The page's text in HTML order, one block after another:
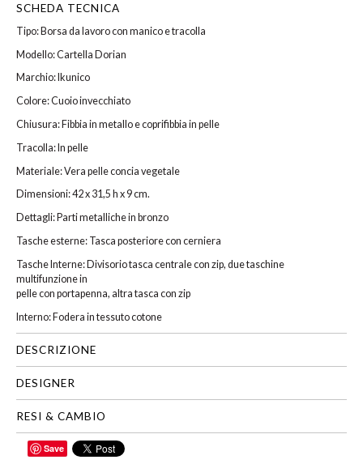
SCHEDA TECNICA
Tipo: Borsa da lavoro con manico e tracolla
Modello: Cartella Dorian
Marchio: Ikunico
Colore: Cuoio invecchiato
Chiusura: Fibbia in metallo e coprifibbia in pelle
Tracolla: In pelle
Materiale: Vera pelle concia vegetale
Dimensioni: 42 x 31,5 h x 9 cm.
Dettagli: Parti metalliche in bronzo
Tasche esterne: Tasca posteriore con cerniera
Tasche Interne: Divisorio tasca centrale con zip, due taschine
multifunzione in
pelle con portapenna, altra tasca con zip
Interno: Fodera in tessuto cotone
DESCRIZIONE
DESIGNER
RESI & CAMBIO
CONDIVIDI
Save